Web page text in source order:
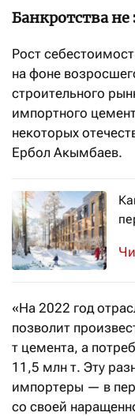
Банкротства не
Рост
на фоне
строительного
импортного
некоторых
Ербол Акымбаев.
«На 2022 год
позволит
т цемента, а
11,5 млн т. Эту
импортеры — в
со своей